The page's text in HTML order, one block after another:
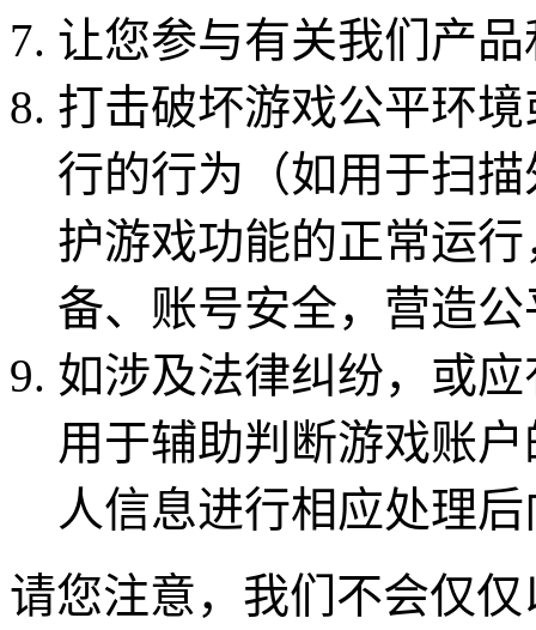
让您参与有关我们产
打击破坏游戏公平环
行的行为（如用于扫
护游戏功能的正常运
备、账号安全，营造
如涉及法律纠纷，或
用于辅助判断游戏账
人信息进行相应处理
请您注意，我们不会仅